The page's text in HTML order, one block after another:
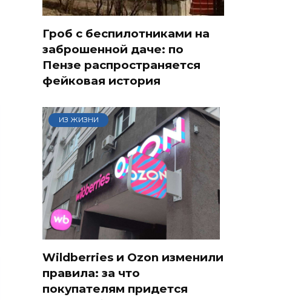
Гроб с беспилотниками на
заброшенной даче: по
Пензе распространяется
фейковая история
ИЗ ЖИЗНИ
Wildberries и Ozon изменили
правила: за что
покупателям придется